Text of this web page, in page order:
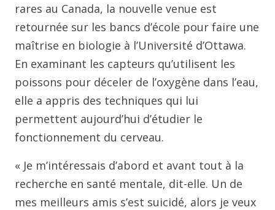
rares au Canada, la nouvelle venue est
retournée sur les bancs d’école pour faire une
maîtrise en biologie à l’Université d’Ottawa.
En examinant les capteurs qu’utilisent les
poissons pour déceler de l’oxygène dans l’eau,
elle a appris des techniques qui lui
permettent aujourd’hui d’étudier le
fonctionnement du cerveau.
« Je m’intéressais d’abord et avant tout à la
recherche en santé mentale, dit-elle. Un de
mes meilleurs amis s’est suicidé, alors je veux